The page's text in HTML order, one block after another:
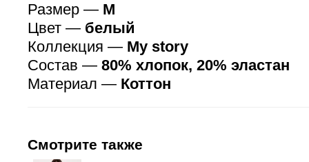
Размер — M
Цвет — белый
Коллекция — My story
Состав — 80% хлопок, 20% эластан
Материал — Коттон
Смотрите также